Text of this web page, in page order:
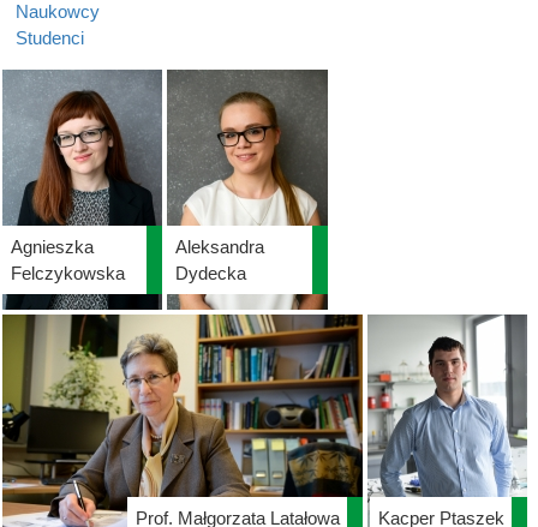
Naukowcy
Studenci
Agnieszka
Felczykowska
Aleksandra
Dydecka
Prof. Małgorzata Latałowa Kacper Ptaszek